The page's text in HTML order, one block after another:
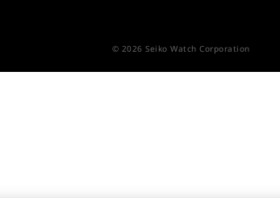
© 2026 Seiko Watch Corporation